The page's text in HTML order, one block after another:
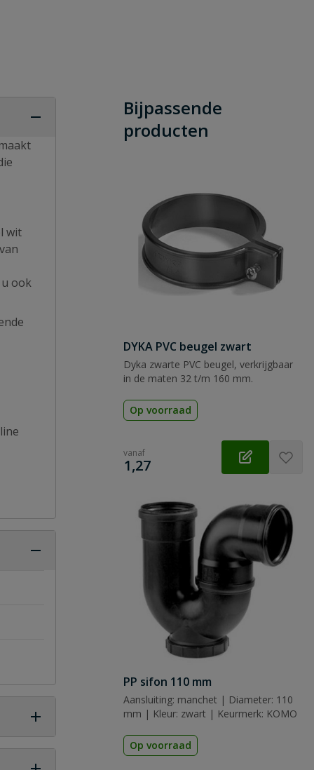
wit
ook
Bijpassende
producten
DYKA PVC beugel zwart
Dyka zwarte PVC beugel, verkrijgbaar
in de maten 32 t/m 160 mm.
Op voorraad
vanaf
€
1,27
PP sifon 110 mm
Aansluiting: manchet | Diameter: 110
mm | Kleur: zwart | Keurmerk: KOMO
Op voorraad